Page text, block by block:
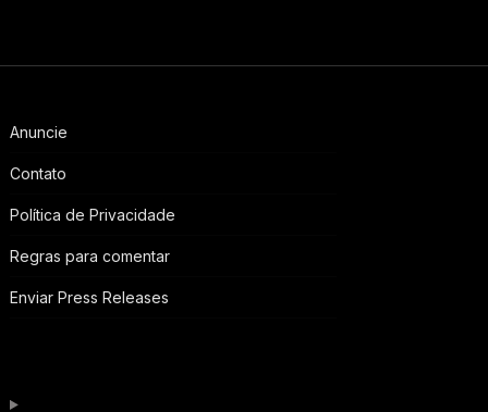
Anuncie
Contato
Política de Privacidade
Regras para comentar
Enviar Press Releases